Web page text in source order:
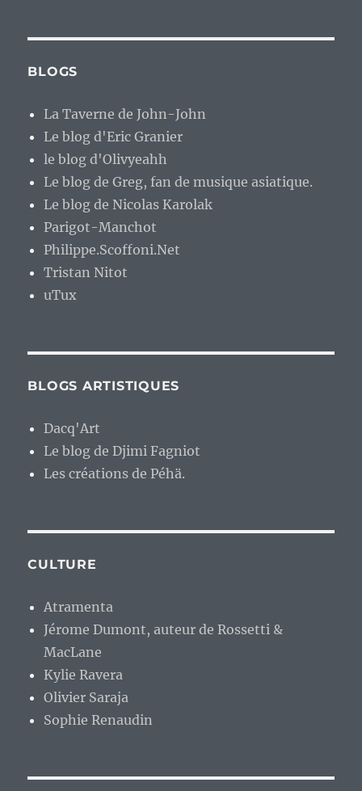
BLOGS
La Taverne de John-John
Le blog d'Eric Granier
le blog d'Olivyeahh
Le blog de Greg, fan de musique asiatique.
Le blog de Nicolas Karolak
Parigot-Manchot
Philippe.Scoffoni.Net
Tristan Nitot
uTux
BLOGS ARTISTIQUES
Dacq'Art
Le blog de Djimi Fagniot
Les créations de Péhä.
CULTURE
Atramenta
Jérome Dumont, auteur de Rossetti &
MacLane
Kylie Ravera
Olivier Saraja
Sophie Renaudin